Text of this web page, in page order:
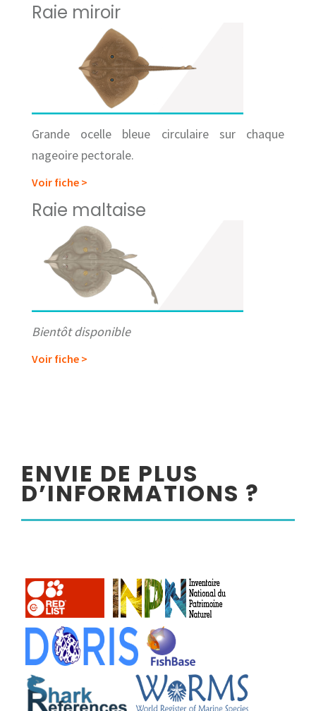
Raie miroir
Grande ocelle bleue circulaire sur chaque
nageoire pectorale.
Voir fiche >
Raie maltaise
Bientôt disponible
Voir fiche >
ENVIE DE PLUS
D’INFORMATIONS ?